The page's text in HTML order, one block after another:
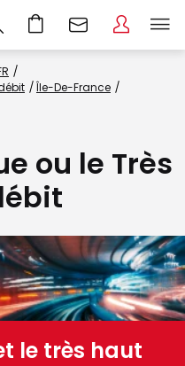
Île-De-France
ou le Très
le très haut